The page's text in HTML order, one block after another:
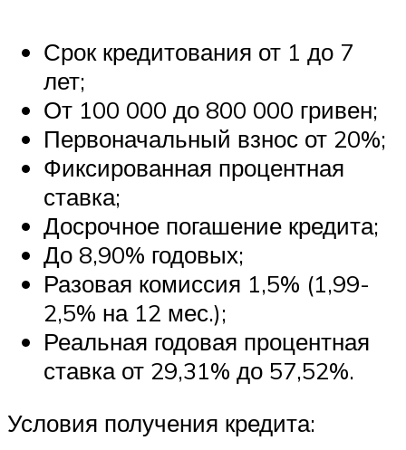
Срок кредитования от 1 до 7
лет;
От 100 000 до 800 000 гривен;
Первоначальный взнос от 20%;
Фиксированная процентная
ставка;
Досрочное погашение кредита;
До 8,90% годовых;
Разовая комиссия 1,5% (1,99-
2,5% на 12 мес.);
Реальная годовая процентная
ставка от 29,31% до 57,52%.
Условия получения кредита: